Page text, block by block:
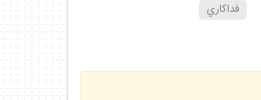
فداكاري